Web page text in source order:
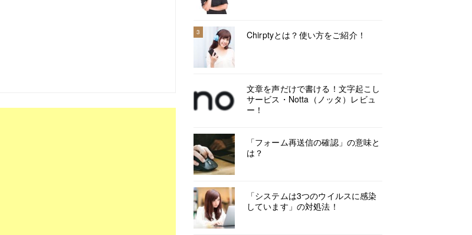
3 Chirptyとは？使い方をご紹介！
文章を声だけで書ける！文字起こし
サービス・Notta（ノッタ）レビュ
ー！
「フォーム再送信の確認」の意味と
は？
「システムは3つのウイルスに感染
しています」の対処法！